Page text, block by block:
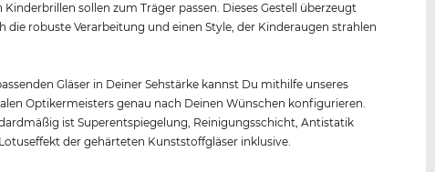
Kinderbrillen sollen zum Träger passen. Dieses Gestell überzeugt
die robuste Verarbeitung und einen Style, der Kinderaugen strahlen
Gläser in Deiner Sehstärke kannst Du mithilfe unseres
Optikermeisters genau nach Deinen Wünschen konfigurieren.
ist Superentspiegelung, Reinigungsschicht, Antistatik
der gehärteten Kunststoffgläser inklusive.